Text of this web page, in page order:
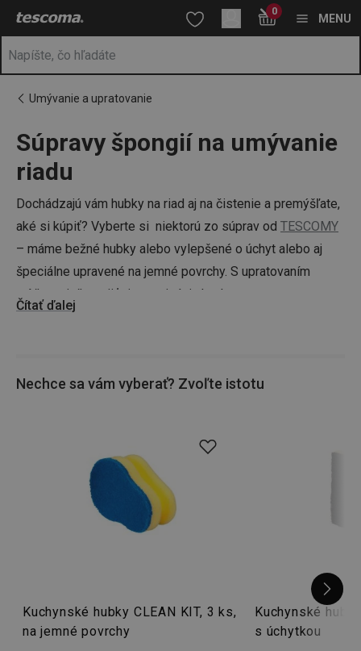
Nachádzate sa na stránke Hubky na riad všetkého druhu
Prejsť na hlavný obsah
Prejsť na vyhľadávanie
Prejsť na navigáciu 0
MENU
Umývanie a upratovanie
Súpravy špongií na umývanie
riadu
Dochádzajú vám hubky na riad aj na čistenie a premýšľate,
aké si kúpiť? Vyberte si niektorú zo súprav od TESCOMY
– máme bežné hubky alebo vylepšené o úchyt alebo aj
špeciálne upravené na jemné povrchy. S upratovaním
môžete tiež spojiť aj organizáciu kuchyne – pomocou
organizérov
Čítať ďalej
Nechce sa vám vyberať? Zvoľte istotu
Kuchynské hubky CLEAN KIT, 3 ks,
na jemné povrchy
Kuchynské
s úchytkou